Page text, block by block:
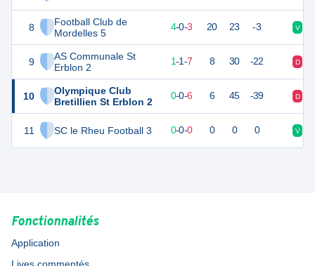
8
Football Club de
Mordelles 5
9
AS Communale St
Erblon 2
10
Olympique Club
Bretillien St Erblon 2
11 SC le Rheu Football 3
10 4-0-3 20 23 -3 V
4 1-1-7 8 30 -22 D
-3 9 0-0-6 6 45 -39 D
0 0 0-0-0 0 0 0 V
Fonctionnalités
Application